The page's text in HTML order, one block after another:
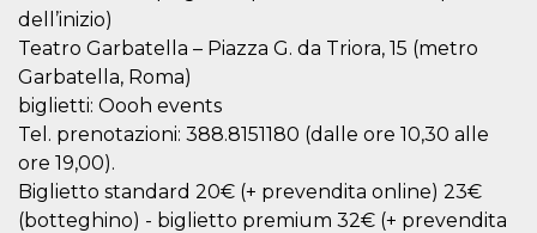
dell’inizio)
Teatro Garbatella – Piazza G. da Triora, 15 (metro
Garbatella, Roma)
biglietti: Oooh events
Tel. prenotazioni: 388.8151180 (dalle ore 10,30 alle
ore 19,00).
Biglietto standard 20€ (+ prevendita online) 23€
(botteghino) - biglietto premium 32€ (+ prevendita